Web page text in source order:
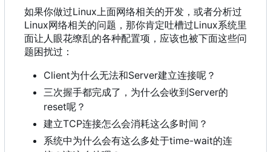
如果你做过Linux上面网络相关的开发 ， 或者分析过
Linux网络相关的问题 ， 那你肯定吐槽过Linux系统里
面让人眼花缭乱的各种配置项 ， 应该也被下面这些问
题困扰过 ：
Client为什么无法和Server建立连接呢 ？
三次握手都完成了 ， 为什么会收到Server的
reset呢 ？
建立TCP连接怎么会消耗这么多时间 ？
系统中为什么会有这么多处于time-wait的连